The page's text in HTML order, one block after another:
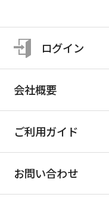
ログイン
会社概要
ご利用ガイド
お問い合わせ